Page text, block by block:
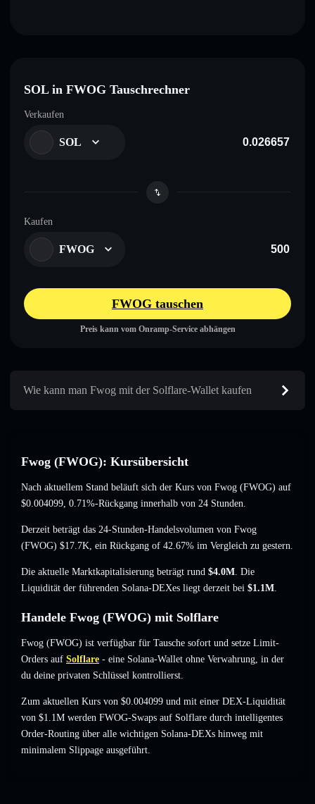
SOL in FWOG Tauschrechner
Verkaufen
SOL
Kaufen
FWOG
FWOG tauschen
Preis kann vom Onramp-Service abhängen
Wie kann man Fwog mit der Solflare-Wallet kaufen
Fwog (FWOG): Kursübersicht
Nach aktuellem Stand beläuft sich der Kurs von Fwog (FWOG) auf
$0.004099, 0.71%-Rückgang innerhalb von 24 Stunden.
Derzeit beträgt das 24-Stunden-Handelsvolumen von Fwog
(FWOG) $17.7K, ein Rückgang of 42.67% im Vergleich zu gestern.
Die aktuelle Marktkapitalisierung beträgt rund $4.0M. Die
Liquidität der führenden Solana-DEXes liegt derzeit bei $1.1M.
Handele Fwog (FWOG) mit Solflare
Fwog (FWOG) ist verfügbar für Tausche sofort und setze Limit-
Orders auf Solflare - eine Solana-Wallet ohne Verwahrung, in der
du deine privaten Schlüssel kontrollierst.
Zum aktuellen Kurs von $0.004099 und mit einer DEX-Liquidität
von $1.1M werden FWOG-Swaps auf Solflare durch intelligentes
Order-Routing über alle wichtigen Solana-DEXs hinweg mit
minimalem Slippage ausgeführt.